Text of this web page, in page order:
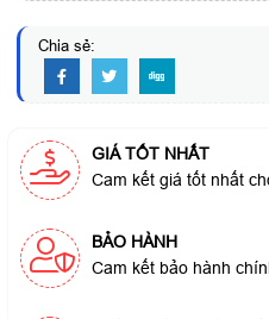
Chia sẻ:
GIÁ TỐT NHẤT
Cam kết giá tốt nhất
BẢO HÀNH
Cam kết bảo hành